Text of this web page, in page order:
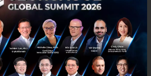
ตรฐานใหม่กับความเร็ว 1 Gbps พร้อมเรา